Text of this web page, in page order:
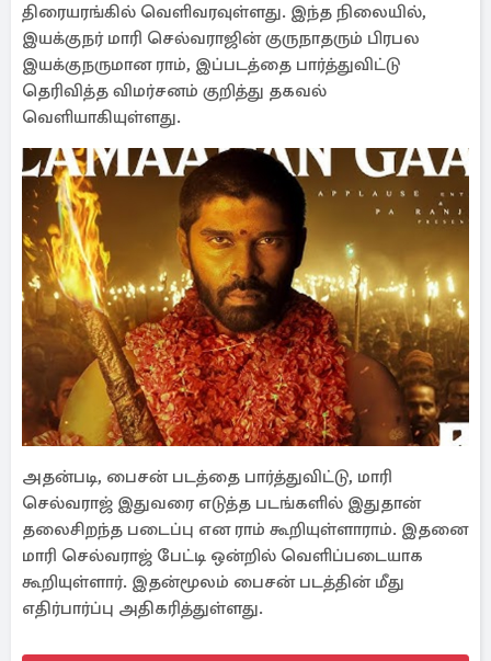
திரையரங்கில் வெளிவரவுள்ளது. இந்த நிலையில்,
இயக்குநர் மாரி செல்வராஜின் குருநாதரும் பிரபல
இயக்குநருமான ராம், இப்படத்தை பார்த்துவிட்டு
தெரிவித்த விமர்சனம் குறித்து தகவல்
வெளியாகியுள்ளது.
அதன்படி, பைசன் படத்தை பார்த்துவிட்டு, மாரி
செல்வராஜ் இதுவரை எடுத்த படங்களில் இதுதான்
தலைசிறந்த படைப்பு என ராம் கூறியுள்ளாராம். இதனை
மாரி செல்வராஜ் பேட்டி ஒன்றில் வெளிப்படையாக
கூறியுள்ளார். இதன்மூலம் பைசன் படத்தின் மீது
எதிர்பார்ப்பு அதிகரித்துள்ளது.